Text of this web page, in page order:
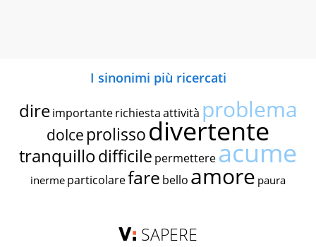
I sinonimi più ricercati
dire importante richiestaattività problema
dolce prolissodivertente
tranquillodifficile permettereacume
inerme particolarefare bello amore paura
SAPERE